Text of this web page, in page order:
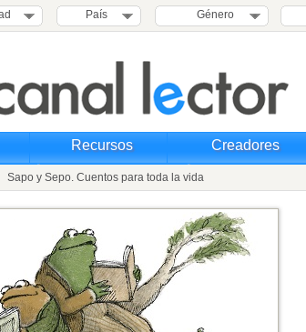
País Género
Recursos Creadores
Sapo y Sepo. Cuentos para toda la vida